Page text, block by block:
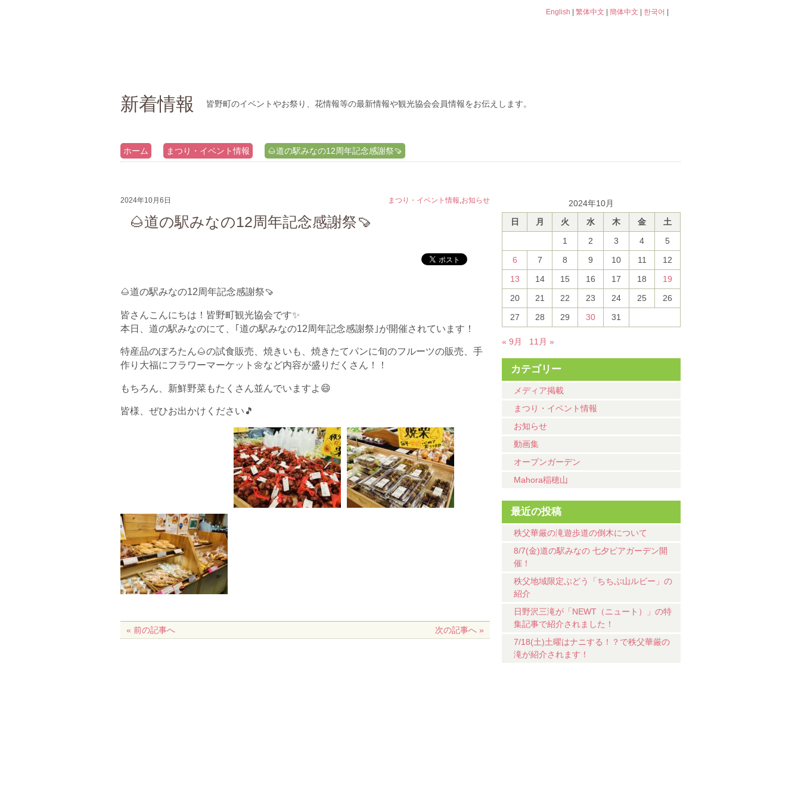
English 繁体中文 簡体中文 한국어
新着情報 皆野町のイベントやお祭り、花情報等の最新情報や観光協会会員情報をお伝えします。
ホーム まつり・イベント情報 🌰道の駅みなの12周年記念感謝祭🍠
2024年10月
日
月 火 水 木 金
土
1
2 3 4
5
6
7 8 9 10 11
12
13
14 15 16 17 18
19
20
21 22 23 24 25
26
27
28 29 30 31
« 9月 11月 »
カテゴリー
メディア掲載
まつり・イベント情報
お知らせ
動画集
オープンガーデン
Mahora稲穂山
最近の投稿
秩父華厳の滝遊歩道の倒木について
8/7(金)道の駅みなの 七夕ビアガーデン開
催！
秩父地域限定ぶどう「ちちぶ山ルビー」の
紹介
日野沢三滝が「NEWT（ニュート）」の特
集記事で紹介されました！
7/18(土)土曜はナニする！？で秩父華厳の
滝が紹介されます！
まつり・イベント情報,お知らせ
2024年10月6日
🌰道の駅みなの12周年記念感謝祭🍠
🌰道の駅みなの12周年記念感謝祭🍠
皆さんこんにちは！皆野町観光協会です✨
本日、道の駅みなのにて、｢道の駅みなの12周年記念感謝祭｣が開催されています！
特産品のぽろたん🌰の試食販売、焼きいも、焼きたてパンに旬のフルーツの販売、手
作り大福にフラワーマーケット🌼など内容が盛りだくさん！！
もちろん、新鮮野菜もたくさん並んでいますよ😄
皆様、ぜひお出かけください🎵
« 前の記事へ 次の記事へ »